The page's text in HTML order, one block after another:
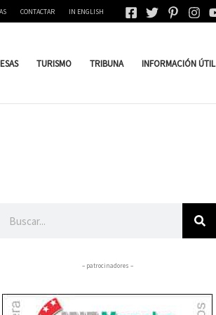
CONTACTAR IN ENGLISH
TURISMO TRIBUNA INFORMACIÓN ÚTIL
– patrocinadores –